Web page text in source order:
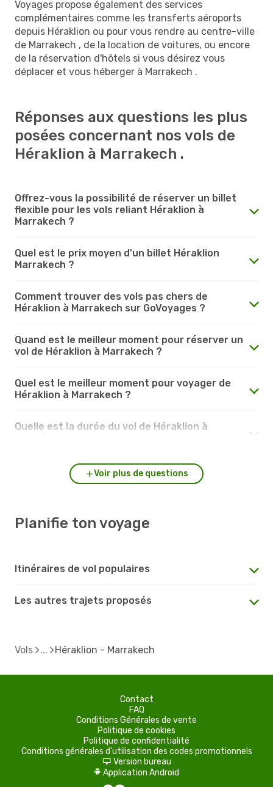
Voyages propose également des services
complémentaires comme les transferts aéroports
depuis Héraklion ou pour vous rendre au centre-ville
de Marrakech , de la location de voitures, ou encore
de la réservation d'hôtels si vous désirez vous
déplacer et vous héberger à Marrakech .
Réponses aux questions les plus
posées concernant nos vols de
Héraklion à Marrakech .
Offrez-vous la possibilité de réserver un billet
flexible pour les vols reliant Héraklion à
Marrakech ?
Quel est le prix moyen d'un billet Héraklion
Marrakech ?
Comment trouver des vols pas chers de
Héraklion à Marrakech sur GoVoyages ?
Quand est le meilleur moment pour réserver un
vol de Héraklion à Marrakech ?
Quel est le meilleur moment pour voyager de
Héraklion à Marrakech ?
Quelle est la durée du vol de Héraklion à
Voir plus de questions
Planifie ton voyage
Itinéraires de vol populaires
Les autres trajets proposés
Vols Héraklion - Marrakech
Contact
FAQ
Conditions Générales de vente
Politique de cookies
Politique de confidentialité
Conditions générales d'utilisation des codes promotionnels
d Version bureau
A Application Android